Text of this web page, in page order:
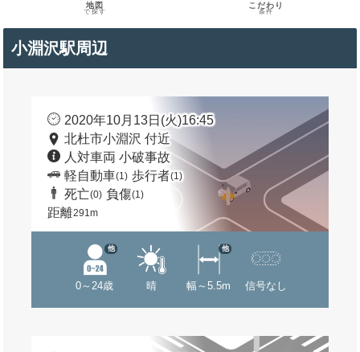
地図
で探す
こだわり
条件
小淵沢駅周辺
2020年10月13日(火)16:45
北杜市小淵沢 付近
人対車両 小破事故
軽自動車(1) 歩行者(1)
死亡(0) 負傷(1)
距離291m
0～24歳
他
晴 幅～5.5m
他
信号なし